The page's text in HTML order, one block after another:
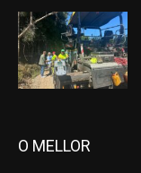
O MELLOR